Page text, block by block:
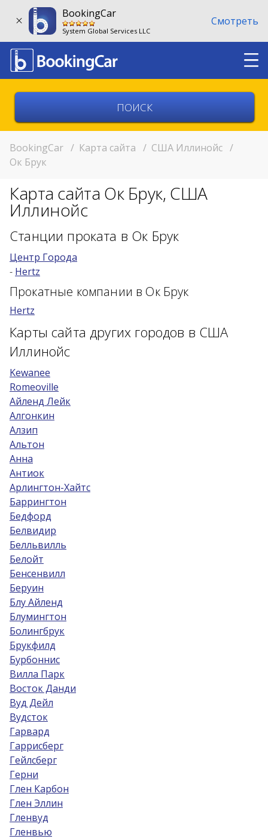
BookingCar
System Global Services LLC
Смотреть
Выберите город
Возврат в другом месте?
Возраст 25-70 лет?
Купон/промо
BookingCar / Карта сайта / США Иллинойс /
Ок Брук
Карта сайта Ок Брук, США
Иллинойс
Станции проката в Ок Брук
Центр Города
- Hertz
Прокатные компании в Ок Брук
Hertz
Карты сайта других городов в США
Иллинойс
Kewanee
Romeoville
Айленд Лейк
Алгонкин
Алзип
Альтон
Анна
Антиок
Арлингтон-Хайтс
Баррингтон
Бедфорд
Белвидир
Белльвилль
Белойт
Бенсенвилл
Беруин
Блу Айленд
Блумингтон
Болингбрук
Брукфилд
Бурбоннис
Вилла Парк
Восток Данди
Вуд Дейл
Вудсток
Гарвард
Гаррисберг
Гейлсберг
Герни
Глен Карбон
Глен Эллин
Гленвуд
Гленвью